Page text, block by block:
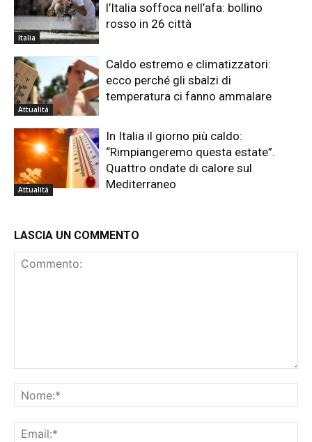
Italia
l’Italia soffoca nell’afa: bollino
rosso in 26 città
Attualità
Caldo estremo e climatizzatori:
ecco perché gli sbalzi di
temperatura ci fanno ammalare
Attualità
In Italia il giorno più caldo:
“Rimpiangeremo questa estate”.
Quattro ondate di calore sul
Mediterraneo
LASCIA UN COMMENTO